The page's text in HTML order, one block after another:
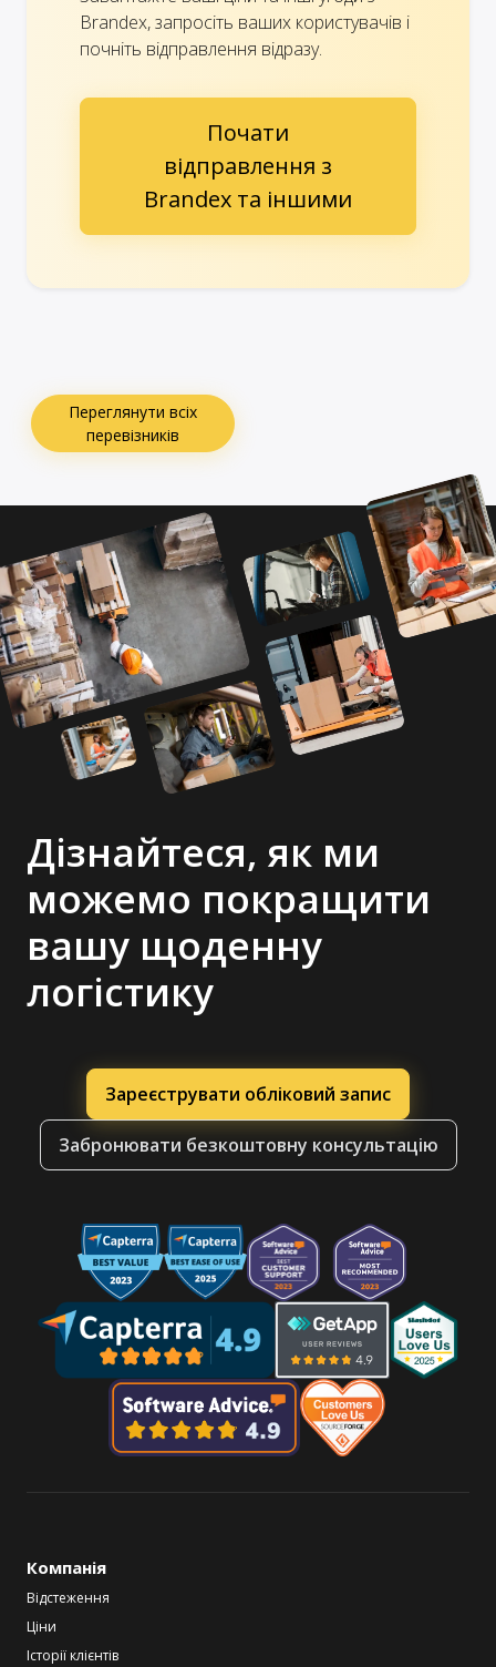
Brandex, запросіть ваших користувачів і
почніть відправлення відразу.
Почати
відправлення з
Brandex та іншими
Переглянути всіх
перевізників
Дізнайтеся, як ми
можемо покращити
вашу щоденну
логістику
Зареєструвати обліковий запис
Забронювати безкоштовну консультацію
Компанія
Відстеження
Ціни
Історії клієнтів